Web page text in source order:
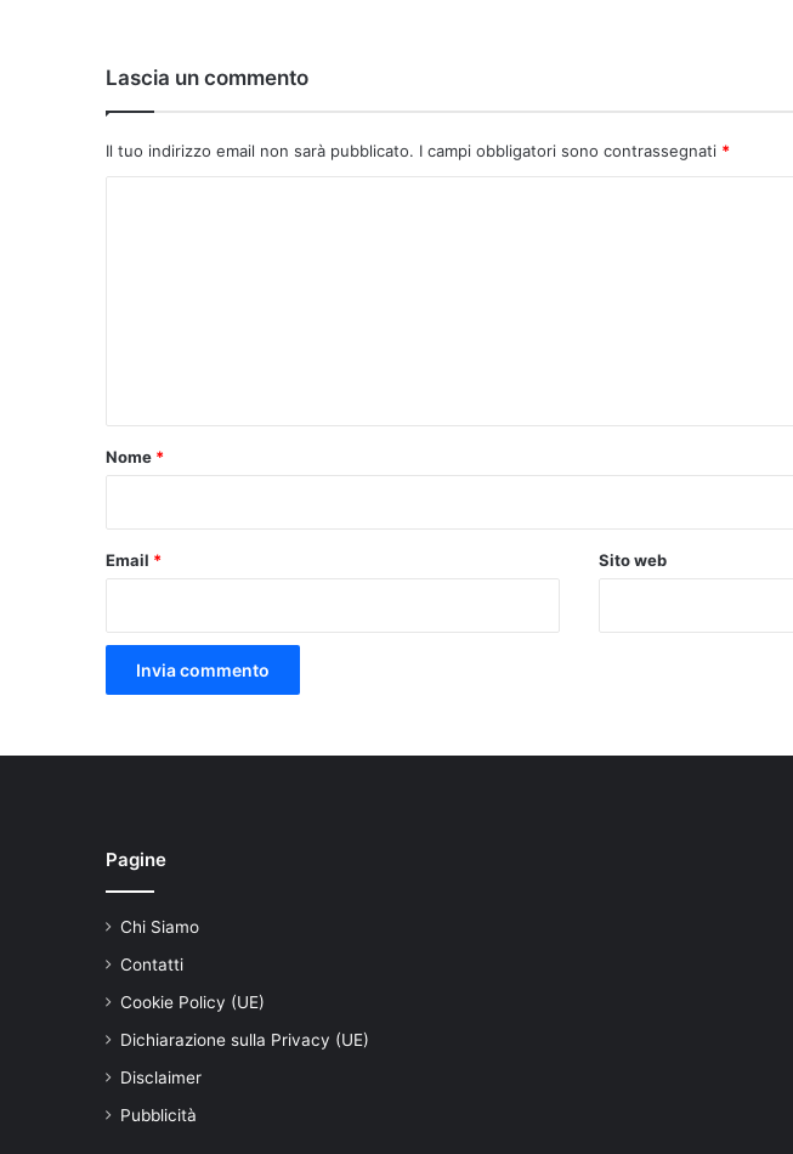
Lascia un commento
Il tuo indirizzo email non sarà pubblicato. I campi obbligatori sono contrassegnati *
o
Nome *
Email * Sito web
Pagine
Chi Siamo
Contatti
Cookie Policy (UE)
Dichiarazione sulla Privacy (UE)
Disclaimer
Pubblicità